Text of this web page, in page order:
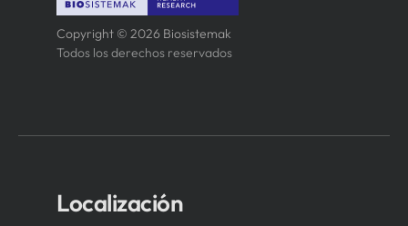
Copyright © 2026 Biosistemak
Todos los derechos reservados
Localización